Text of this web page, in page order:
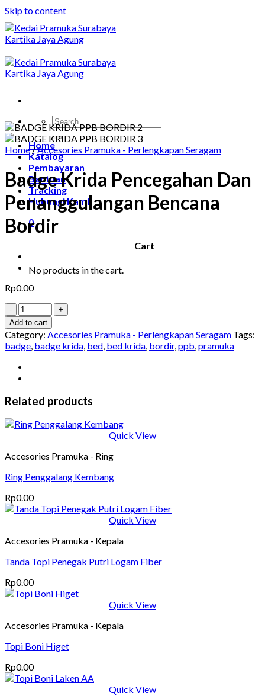
Skip to content
Home
Katalog
Pembayaran
Bantuan
Tracking
Hubungi Kami
0
Cart
No products in the cart.
Home/Accesories Pramuka - Perlengkapan Seragam
Badge Krida Pencegahan Dan
Penanggulangan Bencana
Bordir
Rp0.00
Add to cart
Category: Accesories Pramuka - Perlengkapan Seragam Tags:
badge, badge krida, bed, bed krida, bordir,ppb,pramuka
Related products
Quick View
Accesories Pramuka - Ring
Ring Penggalang Kembang
Rp0.00
Quick View
Accesories Pramuka - Kepala
Tanda Topi Penegak Putri Logam Fiber
Rp0.00
Quick View
Accesories Pramuka - Kepala
Topi Boni Higet
Rp0.00
Quick View